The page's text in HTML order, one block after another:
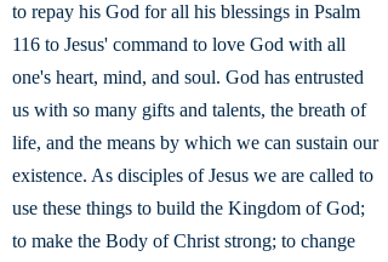
to repay his God for all his blessings in Psalm
116 to Jesus' command to love God with all
one's heart, mind, and soul. God has entrusted
us with so many gifts and talents, the breath of
life, and the means by which we can sustain our
existence. As disciples of Jesus we are called to
use these things to build the Kingdom of God;
to make the Body of Christ strong; to change